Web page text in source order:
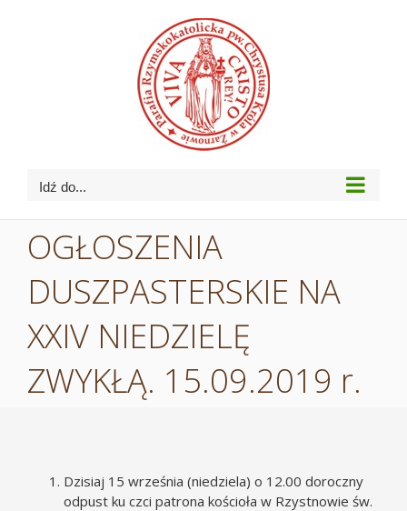
Idź do...
OGŁOSZENIA
DUSZPASTERSKIE NA
XXIV NIEDZIELĘ
ZWYKŁĄ. 15.09.2019 r.
Dzisiaj 15 września (niedziela) o 12.00 doroczny
odpust ku czci patrona kościoła w Rzystnowie św.